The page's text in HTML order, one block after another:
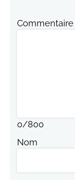
Commentaire
0/800
Nom